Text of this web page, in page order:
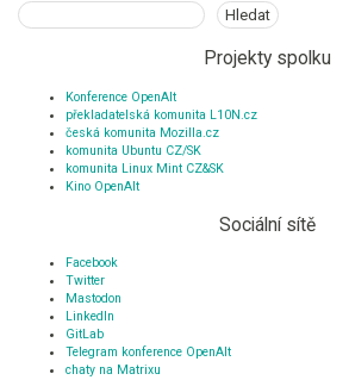
Hledat Hledat
Projekty spolku
Konference OpenAlt
překladatelská komunita L10N.cz
česká komunita Mozilla.cz
komunita Ubuntu CZ/SK
komunita Linux Mint CZ&SK
Kino OpenAlt
Sociální sítě
Facebook
Twitter
Mastodon
LinkedIn
GitLab
Telegram konference OpenAlt
chaty na Matrixu